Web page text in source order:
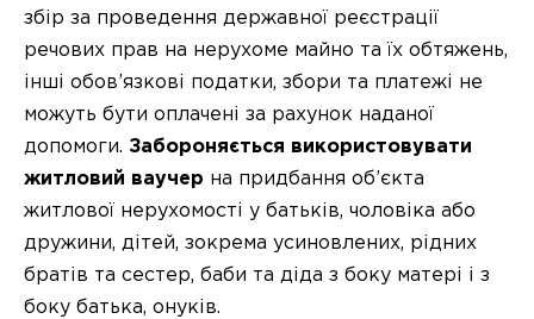
збір за проведення державної реєстрації
речових прав на нерухоме майно та їх обтяжень,
інші обов’язкові податки, збори та платежі не
можуть бути оплачені за рахунок наданої
допомоги. Забороняється використовувати
житловий ваучер на придбання об’єкта
житлової нерухомості у батьків, чоловіка або
дружини, дітей, зокрема усиновлених, рідних
братів та сестер, баби та діда з боку матері і з
боку батька, онуків.